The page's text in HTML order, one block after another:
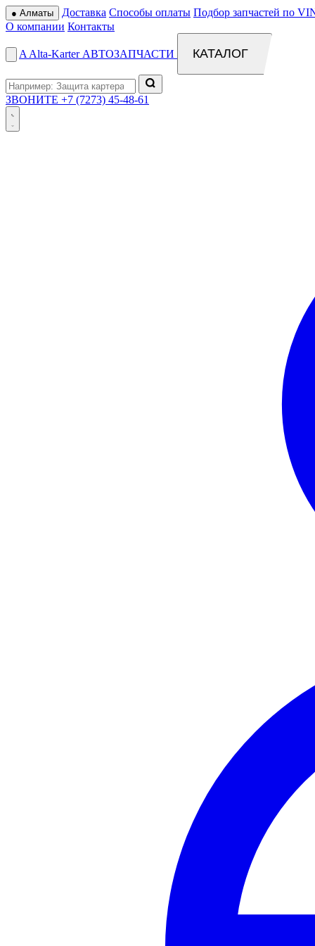
● Алматы Доставка Способы оплаты Подбор запчастей по
О компании Контакты
A Alta-Karter АВТОЗАПЧАСТИ КАТАЛОГ
ЗВОНИТЕ +7 (7273) 45-48-61